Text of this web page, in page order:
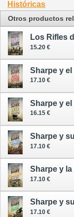
Históricas
Otros productos
Los Rifles
15.20 €
Sharpe y el
17.10 €
16.15 €
Sharpe y
17.10 €
17.10 €
Sharpe y
17.10 €